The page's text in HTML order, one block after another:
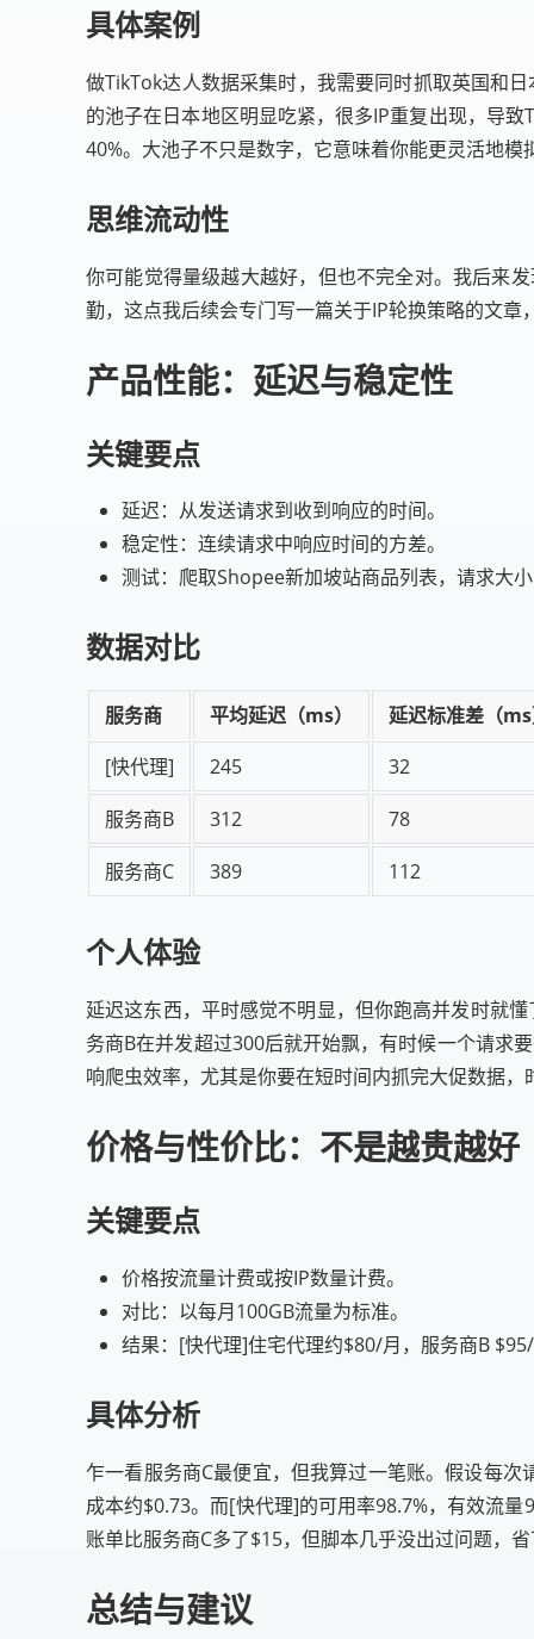
具体案例
做TikTok达人数据采集时，我需要同时抓取英国和
的池子在日本地区明显吃紧，很多IP重复出现，导
40%。大池子不只是数字，它意味着你能更灵活地
思维流动性
你可能觉得量级越大越好，但也不完全对。我后来
勤，这点我后续会专门写一篇关于IP轮换策略的文章
产品性能：延迟与稳定性
关键要点
延迟：从发送请求到收到响应的时间。
稳定性：连续请求中响应时间的方差。
测试：爬取Shopee新加坡站商品列表，请求大
数据对比
服务商 平均延迟（ms）
延迟标准差（
[快代理]
245
32
服务商B
312
78
服务商C
389 112
个人体验
延迟这东西，平时感觉不明显，但你跑高并发时就
务商B在并发超过300后就开始飘，有时候一个请求
响爬虫效率，尤其是你要在短时间内抓完大促数据，
价格与性价比：不是越贵越好
关键要点
价格按流量计费或按IP数量计费。
对比：以每月100GB流量为标准。
结果：[快代理]住宅代理约$80/月，服务商B
具体分析
乍一看服务商C最便宜，但我算过一笔账。假设每
成本约$0.73。而[快代理]的可用率98.7%，有效流
账单比服务商C多了$15，但脚本几乎没出过问题，
总结与建议